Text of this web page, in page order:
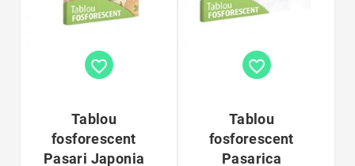
favorite_border
Tablou
fosforescent
Pasari Japonia
favorite_border
Tablou
fosforescent
Pasarica